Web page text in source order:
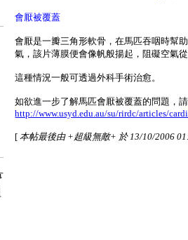
會厭被覆蓋
會厭是一瓣三角形軟骨，在馬匹吞咽時幫
氣，該片薄膜便會像帆般揚起，阻礙空氣
這種情況一般可透過外科手術治愈。
如欲進一步了解馬匹會厭被覆蓋的問題，
http://www.usyd.edu.au/su/rirdc/articles/
[ 本帖最後由 +超級無敵+ 於 13/10/2006